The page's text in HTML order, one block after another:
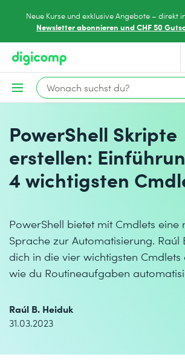
Neue Kurse und exklusive Angebote – direkt
Newsletter abonnieren und CHF 50
PowerShell Skripte
erstellen:
4 wichtigsten
PowerShell bietet mit Cmdlets eine
Sprache zur Automatisierung. Raúl
dich in die vier wichtigsten Cmdlets
wie du Routineaufgaben
Raúl B. Heiduk
31.03.2023